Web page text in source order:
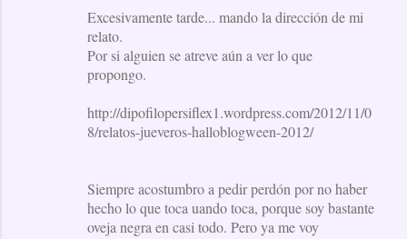
Excesivamente tarde... mando la dirección de mi
relato.
Por si alguien se atreve aún a ver lo que
propongo.
http://dipofilopersiflex1.wordpress.com/2012/11/0
8/relatos-jueveros-halloblogween-2012/
Siempre acostumbro a pedir perdón por no haber
hecho lo que toca uando toca, porque soy bastante
oveja negra en casi todo. Pero ya me voy